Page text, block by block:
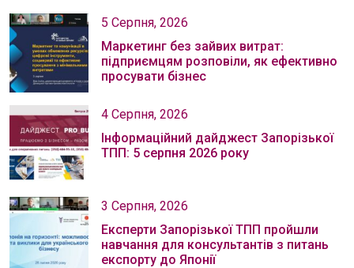
5 Серпня, 2026
Маркетинг без зайвих витрат:
підприємцям розповіли, як ефективно
просувати бізнес
4 Серпня, 2026
Інформаційний дайджест Запорізької
ТПП: 5 серпня 2026 року
3 Серпня, 2026
Експерти Запорізької ТПП пройшли
навчання для консультантів з питань
експорту до Японії